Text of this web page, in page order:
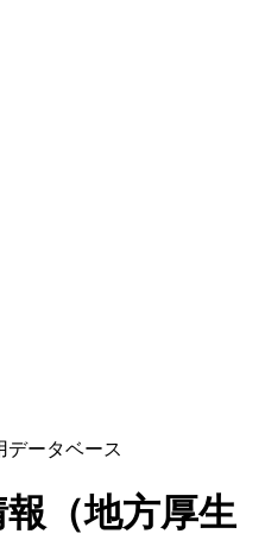
データベース
（地方厚生